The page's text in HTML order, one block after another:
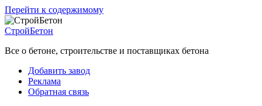
Перейти к содержимому
СтройБетон
Все о бетоне, строительстве и поставщиках бетона
Добавить завод
Реклама
Обратная связь